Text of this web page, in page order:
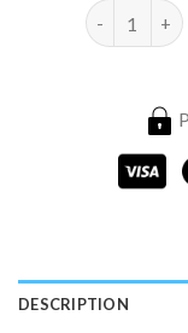
quantité de
DESCRIPTION